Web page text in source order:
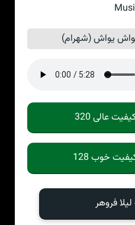
یواش (شهرام)
عالی 320
خوب 128
فروهر